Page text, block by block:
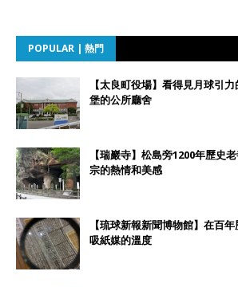
POPULAR | 熱門
【太良町役場】看得見月球引
堡的公所廳舍
【瑞巖寺】松島旁1200年歷
宗的熱情和美感
【琉球新報新聞博物館】在百
吸紙媒的溫度